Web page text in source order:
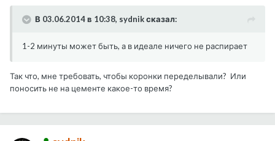
В 03.06.2014 в 10:38, sydnik сказал:
1-2 минуты может быть, а в идеале ничего не распирает
Так что, мне требовать, чтобы коронки переделывали? Или
поносить не на цементе какое-то время?